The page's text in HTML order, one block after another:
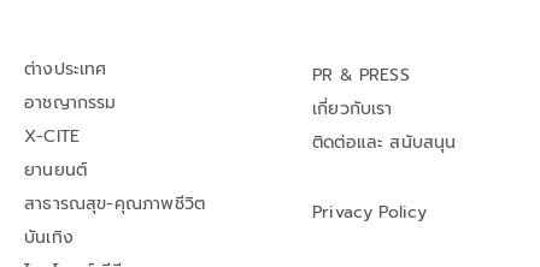
ต่างประเทศ
อาชญากรรม
X-CITE
ยานยนต์
สาธารณสุข-คุณภาพชีวิต
บันเทิง
PR & PRESS
เกี่ยวกับเรา
ติดต่อและ สนับสนุน
Privacy Policy